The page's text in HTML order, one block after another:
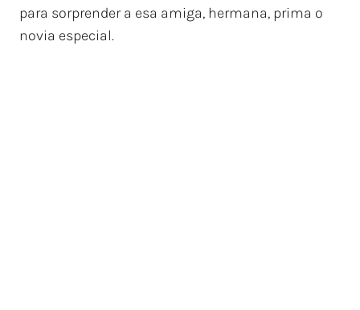
para sorprender a esa amiga, hermana, prima o
novia especial.